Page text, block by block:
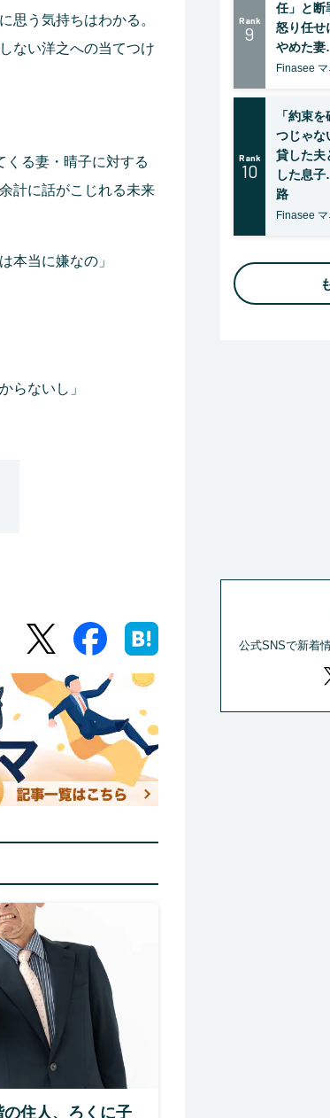
思う気持ちはわかる。
ない洋之への当てつけ
くる妻・晴子に対する
計に話がこじれる未来
本当に嫌なの」
らないし」
の住人、ろくに子
Rank
9
任」と断
怒り任せ
やめた妻
Finasee
Rank
10
「約束
つじゃな
貸した夫
した息
路
Finasee
公式SNSで新着